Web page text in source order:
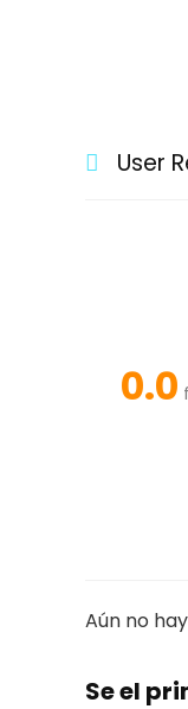
User
0.0
Aún no
Se el